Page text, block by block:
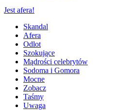
Jest afera!
Skandal
Afera
Odlot
Szokujące
Mądrości celebrytów
Sodoma i Gomora
Mocne
Zobacz
Taśmy
Uwaga